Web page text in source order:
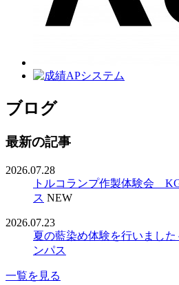
ブログ
最新の記事
2026.07.28
トルコランプ作製体験会
ス NEW
2026.07.23
夏の藍染め体験を行いまし
ンパス
一覧を見る